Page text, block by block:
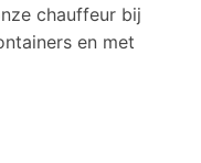
chauffeur bij
en met